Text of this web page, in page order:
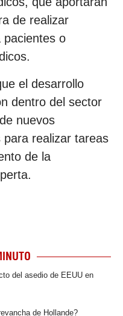
de realizar
pacientes o
el desarrollo
dentro del sector
nuevos
para realizar tareas
de la
del asedio de EEUU en
de Hollande?